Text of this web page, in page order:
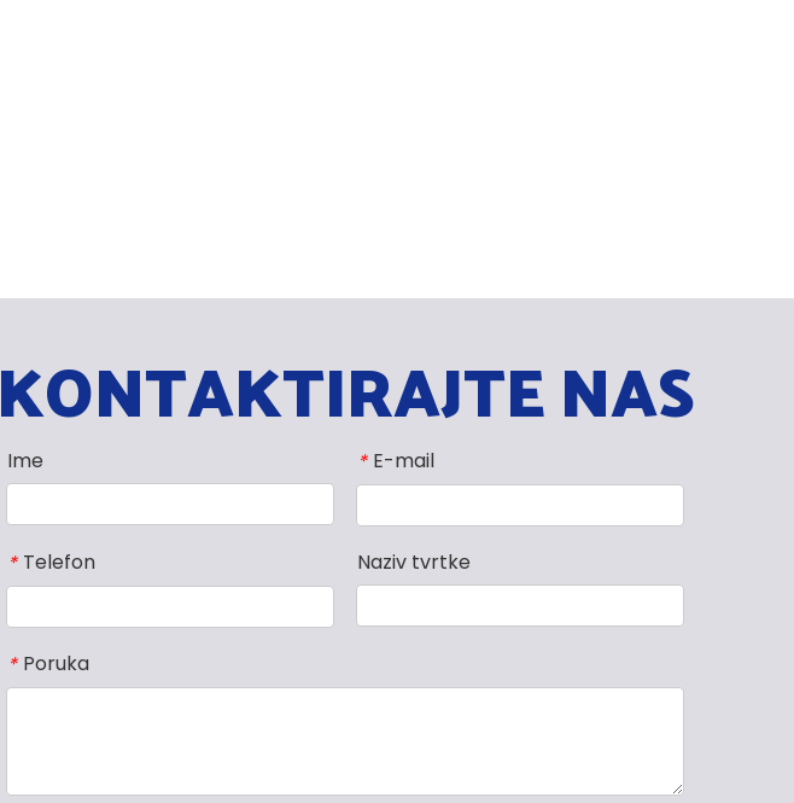
KONTAKTIRAJTE NAS
Ime * E-mail
* Telefon Naziv tvrtke
* Poruka